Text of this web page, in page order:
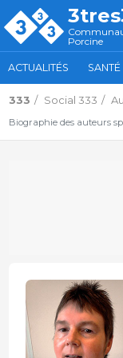
Porcine
ACTUALITÉS SANTÉ
333 Social 333
Biographie des auteurs